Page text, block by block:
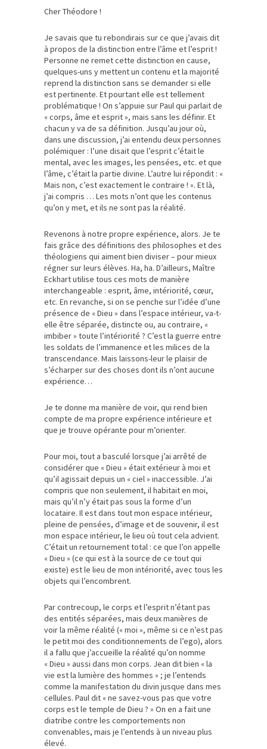
Cher Théodore !
Je savais que tu rebondirais sur ce que j’avais dit
à propos de la distinction entre l’âme et l’esprit !
Personne ne remet cette distinction en cause,
quelques-uns y mettent un contenu et la majorité
reprend la distinction sans se demander si elle
est pertinente. Et pourtant elle est tellement
problématique ! On s’appuie sur Paul qui parlait de
« corps, âme et esprit », mais sans les définir. Et
chacun y va de sa définition. Jusqu’au jour où,
dans une discussion, j’ai entendu deux personnes
polémiquer : l’une disait que l’esprit c’était le
mental, avec les images, les pensées, etc. et que
l’âme, c’était la partie divine. L’autre lui répondit : «
Mais non, c’est exactement le contraire ! ». Et là,
j’ai compris … Les mots n’ont que les contenus
qu’on y met, et ils ne sont pas la réalité.
Revenons à notre propre expérience, alors. Je te
fais grâce des définitions des philosophes et des
théologiens qui aiment bien diviser – pour mieux
régner sur leurs élèves. Ha, ha. D’ailleurs, Maître
Eckhart utilise tous ces mots de manière
interchangeable : esprit, âme, intériorité, cœur,
etc. En revanche, si on se penche sur l’idée d’une
présence de « Dieu » dans l’espace intérieur, va-t-
elle être séparée, distincte ou, au contraire, «
imbiber » toute l’intériorité ? C’est la guerre entre
les soldats de l’immanence et les milices de la
transcendance. Mais laissons-leur le plaisir de
s’écharper sur des choses dont ils n’ont aucune
expérience…
Je te donne ma manière de voir, qui rend bien
compte de ma propre expérience intérieure et
que je trouve opérante pour m’orienter.
Pour moi, tout a basculé lorsque j’ai arrêté de
considérer que « Dieu » était extérieur à moi et
qu’il agissait depuis un « ciel » inaccessible. J’ai
compris que non seulement, il habitait en moi,
mais qu’il n’y était pas sous la forme d’un
locataire. Il est dans tout mon espace intérieur,
pleine de pensées, d’image et de souvenir, il est
mon espace intérieur, le lieu où tout cela advient.
C’était un retournement total : ce que l’on appelle
« Dieu » (ce qui est à la source de ce tout qui
existe) est le lieu de mon intériorité, avec tous les
objets qui l’encombrent.
Par contrecoup, le corps et l’esprit n’étant pas
des entités séparées, mais deux manières de
voir la même réalité (« moi », même si ce n’est pas
le petit moi des conditionnements de l’ego), alors
il a fallu que j’accueille la réalité qu’on nomme
« Dieu » aussi dans mon corps. Jean dit bien « la
vie est la lumière des hommes » ; je l’entends
comme la manifestation du divin jusque dans mes
cellules. Paul dit « ne savez-vous pas que votre
corps est le temple de Dieu ? » On en a fait une
diatribe contre les comportements non
convenables, mais je l’entends à un niveau plus
élevé.